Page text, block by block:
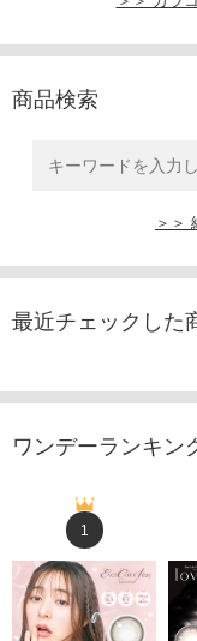
商品検索
＞＞
最近チェックした
ワンデーランキン
1